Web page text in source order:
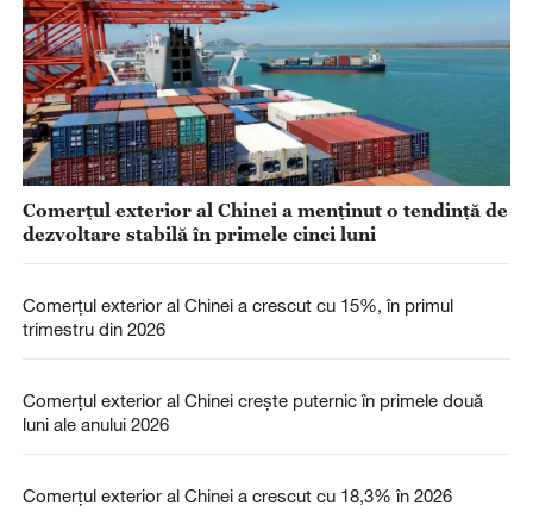
Comerţul exterior al Chinei a menţinut o tendinţă de
dezvoltare stabilă în primele cinci luni
Comerțul exterior al Chinei a crescut cu 15%, în primul
trimestru din 2026
Comerțul exterior al Chinei crește puternic în primele două
luni ale anului 2026
Comerțul exterior al Chinei a crescut cu 18,3% în 2026